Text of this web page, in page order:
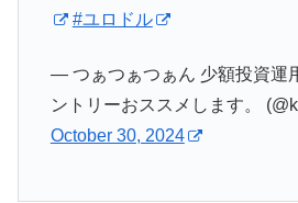
#ユロドル
— つぁつぁつぁん 少額投資運
ントリーおススメします。
October 30, 2024